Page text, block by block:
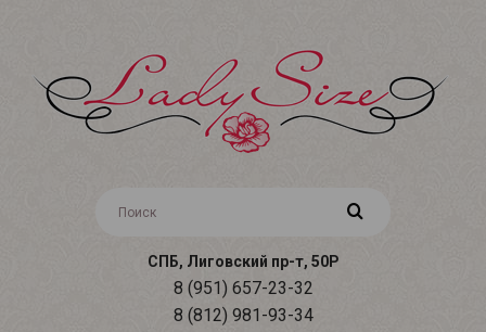
СПБ, Лиговский пр-т, 50Р
8 (951) 657-23-32
8 (812) 981-93-34